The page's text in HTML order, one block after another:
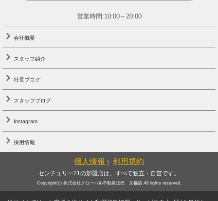
営業時間:10:00～20:00
会社概要
スタッフ紹介
社長ブログ
スタッフブログ
Instagram
採用情報
個人情報 利用規約
センチュリー21の加盟店は、すべて独立・自営です。
Copyright(c) 株式会社グローバル不動産販売 京都店 All rights reserved.